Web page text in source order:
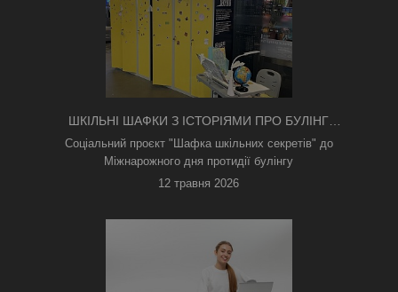
ШКІЛЬНІ ШАФКИ З ІСТОРІЯМИ ПРО БУЛІНГ
З'ЯВИЛИСЯ В КИЄВІ
Соціальний проєкт "Шафка шкільних секретів" до
Міжнарожного дня протидії булінгу
12 травня 2026